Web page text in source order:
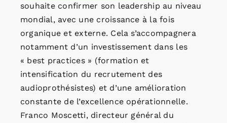
souhaite confirmer son leadership au niveau
mondial, avec une croissance à la fois
organique et externe. Cela s’accompagnera
notamment d’un investissement dans les
« best practices » (formation et
intensification du recrutement des
audioprothésistes) et d’une amélioration
constante de l’excellence opérationnelle.
Franco Moscetti, directeur général du